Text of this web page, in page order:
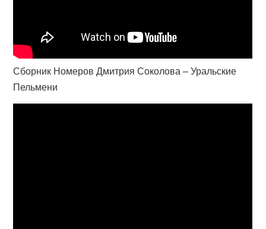
Сборник Номеров Дмитрия Соколова – Уральские
Пельмени